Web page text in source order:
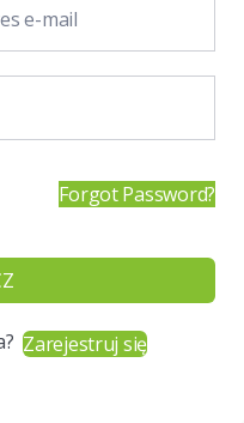
Forgot Password?
Zarejestruj się